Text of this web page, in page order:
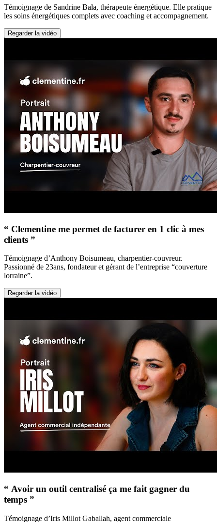
Témoignage de Sandrine Bala, thérapeute énergétique. Elle pratique
les soins énergétiques complets avec coaching et accompagnement.
Regarder la vidéo
“ Clementine me permet de facturer en 1 clic à mes
clients ”
Témoignage d’Anthony Boisumeau, charpentier-couvreur.
Passionné de 23ans, fondateur et gérant de l’entreprise “couverture
lorraine”.
Regarder la vidéo
“ Avoir un outil centralisé ça me fait gagner du
temps ”
Témoignage d’Iris Millot Gaballah, agent commerciale